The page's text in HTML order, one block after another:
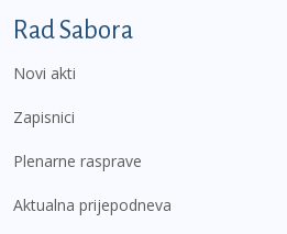
Podnožje prvi izbornik
Rad Sabora
Novi akti
Zapisnici
Plenarne rasprave
Aktualna prijepodneva